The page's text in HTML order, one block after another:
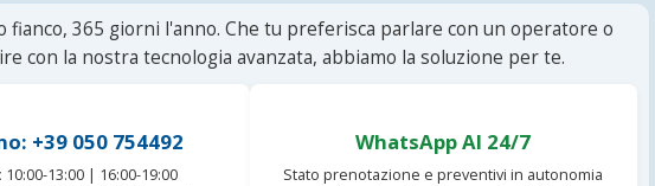
fianco, 365 giorni l'anno. Che tu preferisca parlare con un operatore o
con la nostra tecnologia avanzata, abbiamo la soluzione per te.
+39 050 754492
10:00-13:00 | 16:00-19:00
WhatsApp AI 24/7
Stato prenotazione e preventivi in autonomia